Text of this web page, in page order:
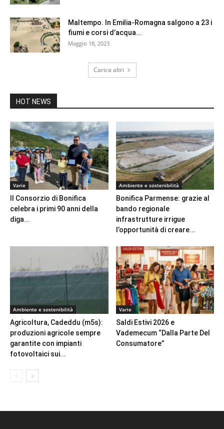
Maltempo. In Emilia-Romagna salgono a 23 i
fiumi e corsi d’acqua...
Maggio 18, 2023
Carica altri
HOT NEWS
Varie
Il Consorzio di Bonifica
celebra i primi 90 anni della
diga...
Ambiente e sostenibilità
Bonifica Parmense: grazie al
bando regionale
infrastrutture irrigue
l’opportunità di creare...
Ambiente e sostenibilità
Agricoltura, Cadeddu (m5s):
produzioni agricole sempre
garantite con impianti
fotovoltaici sui...
Varie
Saldi Estivi 2026 e
Vademecum “Dalla Parte Del
Consumatore”